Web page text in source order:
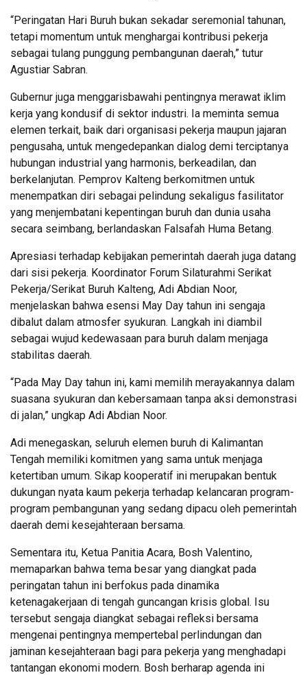
“Peringatan Hari Buruh bukan sekadar seremonial tahunan,
tetapi momentum untuk menghargai kontribusi pekerja
sebagai tulang punggung pembangunan daerah,” tutur
Agustiar Sabran.
Gubernur juga menggarisbawahi pentingnya merawat iklim
kerja yang kondusif di sektor industri. Ia meminta semua
elemen terkait, baik dari organisasi pekerja maupun jajaran
pengusaha, untuk mengedepankan dialog demi terciptanya
hubungan industrial yang harmonis, berkeadilan, dan
berkelanjutan. Pemprov Kalteng berkomitmen untuk
menempatkan diri sebagai pelindung sekaligus fasilitator
yang menjembatani kepentingan buruh dan dunia usaha
secara seimbang, berlandaskan Falsafah Huma Betang.
Apresiasi terhadap kebijakan pemerintah daerah juga datang
dari sisi pekerja. Koordinator Forum Silaturahmi Serikat
Pekerja/Serikat Buruh Kalteng, Adi Abdian Noor,
menjelaskan bahwa esensi May Day tahun ini sengaja
dibalut dalam atmosfer syukuran. Langkah ini diambil
sebagai wujud kedewasaan para buruh dalam menjaga
stabilitas daerah.
“Pada May Day tahun ini, kami memilih merayakannya dalam
suasana syukuran dan kebersamaan tanpa aksi demonstrasi
di jalan,” ungkap Adi Abdian Noor.
Adi menegaskan, seluruh elemen buruh di Kalimantan
Tengah memiliki komitmen yang sama untuk menjaga
ketertiban umum. Sikap kooperatif ini merupakan bentuk
dukungan nyata kaum pekerja terhadap kelancaran program-
program pembangunan yang sedang dipacu oleh pemerintah
daerah demi kesejahteraan bersama.
Sementara itu, Ketua Panitia Acara, Bosh Valentino,
memaparkan bahwa tema besar yang diangkat pada
peringatan tahun ini berfokus pada dinamika
ketenagakerjaan di tengah guncangan krisis global. Isu
tersebut sengaja diangkat sebagai refleksi bersama
mengenai pentingnya mempertebal perlindungan dan
jaminan kesejahteraan bagi para pekerja yang menghadapi
tantangan ekonomi modern. Bosh berharap agenda ini